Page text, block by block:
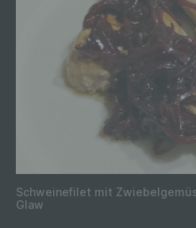
Schweinefilet mit
Glaw
oder jede solche
Zusammenhang mit
wie das Erheben, das
Organisation, das
Anpassung oder
das Abfragen, die
durch Übermittlung,
andere Form der
oder die Verknüpfung,
Löschen oder die